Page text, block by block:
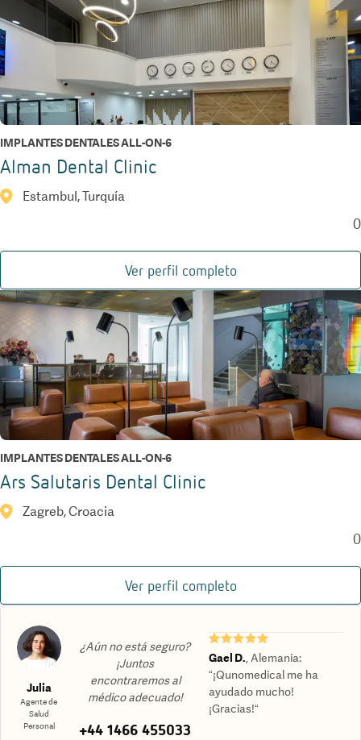
IMPLANTES DENTALES ALL-ON-6
Alman Dental Clinic
Estambul, Turquía
0
Ver perfil completo
IMPLANTES DENTALES ALL-ON-6
Ars Salutaris Dental Clinic
Zagreb, Croacia
0
Ver perfil completo
Julia
Agente de
Salud
Personal
¿Aún no está seguro?
¡Juntos
encontraremos al
médico adecuado!
+44 1466 455033
★★★★★
Gael D. Alemania:
“¡Qunomedical me ha
ayudado mucho!
¡Gracias!“